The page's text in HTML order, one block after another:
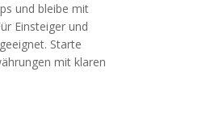
und bleibe mit
Einsteiger und
Starte
mit klaren